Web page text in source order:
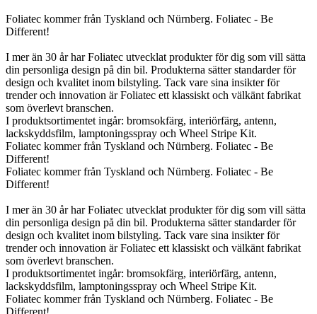
Foliatec kommer från Tyskland och Nürnberg. Foliatec - Be
Different!
I mer än 30 år har Foliatec utvecklat produkter för dig som vill sätta
din personliga design på din bil. Produkterna sätter standarder för
design och kvalitet inom bilstyling. Tack vare sina insikter för
trender och innovation är Foliatec ett klassiskt och välkänt fabrikat
som överlevt branschen.
I produktsortimentet ingår: bromsokfärg, interiörfärg, antenn,
lackskyddsfilm, lamptoningsspray och Wheel Stripe Kit.
Foliatec kommer från Tyskland och Nürnberg. Foliatec - Be
Different!
Foliatec kommer från Tyskland och Nürnberg. Foliatec - Be
Different!
I mer än 30 år har Foliatec utvecklat produkter för dig som vill sätta
din personliga design på din bil. Produkterna sätter standarder för
design och kvalitet inom bilstyling. Tack vare sina insikter för
trender och innovation är Foliatec ett klassiskt och välkänt fabrikat
som överlevt branschen.
I produktsortimentet ingår: bromsokfärg, interiörfärg, antenn,
lackskyddsfilm, lamptoningsspray och Wheel Stripe Kit.
Foliatec kommer från Tyskland och Nürnberg. Foliatec - Be
Different!